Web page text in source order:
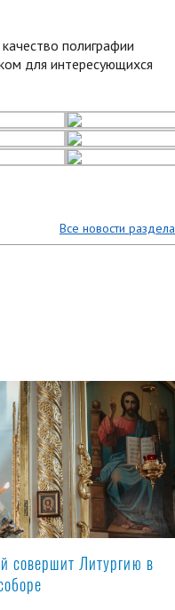
полиграфии
для интересующихся
Все новости раздела
совершит Литургию в